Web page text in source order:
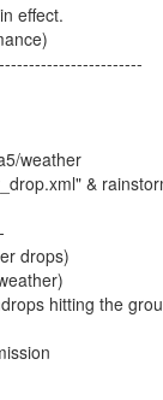
effect.
weather
&
drops)
hitting the